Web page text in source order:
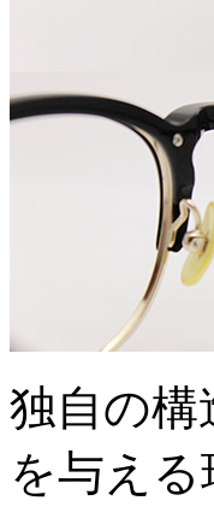
独自の構
を与え